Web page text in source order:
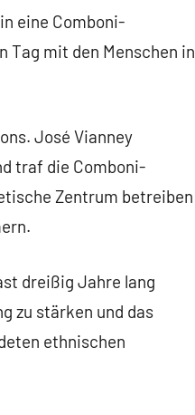
eine Comboni-
Tag mit den Menschen in
José Vianney
traf die Comboni-
Zentrum betreiben
dreißig Jahre lang
zu stärken und das
ethnischen